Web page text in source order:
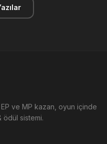
ve MP kazan, oyun içinde
ödül sistemi.